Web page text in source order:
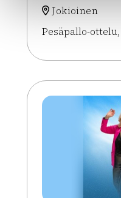
Jokioinen
Pesäpallo-
Lue lisää